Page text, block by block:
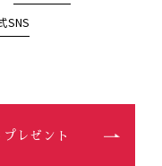
SNS
レゼント